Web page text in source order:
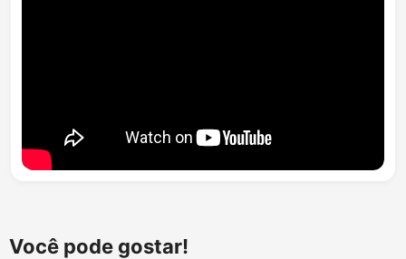
Você pode gostar!